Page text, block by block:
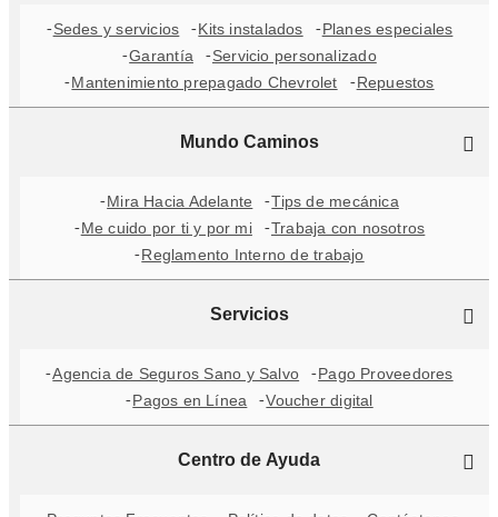
Sedes y servicios Kits instalados
Planes especiales
Garantía
Servicio personalizado
Mantenimiento prepagado Chevrolet
Repuestos
Mundo Caminos
Mira Hacia Adelante
Tips de mecánica
Me cuido por ti y por mi
Trabaja con nosotros
Reglamento Interno de trabajo
Servicios
Agencia de Seguros Sano y Salvo
Pago Proveedores
Pagos en Línea
Voucher digital
Centro de Ayuda